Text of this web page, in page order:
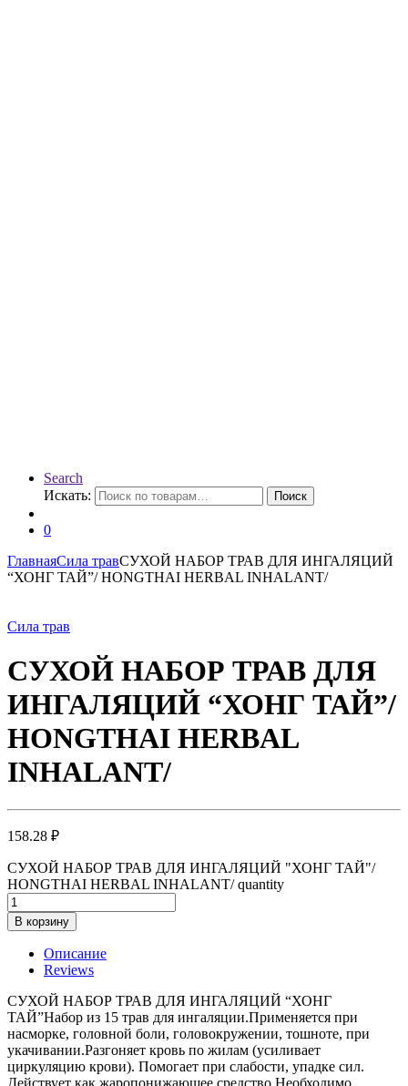
Search
Искать:
Поиск
0
ГлавнаяСила травСУХОЙ НАБОР ТРАВ ДЛЯ ИНГАЛЯЦИЙ
“ХОНГ ТАЙ”/ HONGTHAI HERBAL INHALANT/
Сила трав
СУХОЙ НАБОР ТРАВ ДЛЯ
ИНГАЛЯЦИЙ “ХОНГ ТАЙ”/
HONGTHAI HERBAL
INHALANT/
158.28 ₽
СУХОЙ НАБОР ТРАВ ДЛЯ ИНГАЛЯЦИЙ "ХОНГ ТАЙ"/
HONGTHAI HERBAL INHALANT/ quantity
В корзину
Описание
Reviews
СУХОЙ НАБОР ТРАВ ДЛЯ ИНГАЛЯЦИЙ “ХОНГ
ТАЙ”Набор из 15 трав для ингаляции.Применяется при
насморке, головной боли, головокружении, тошноте, при
укачивании.Разгоняет кровь по жилам (усиливает
циркуляцию крови). Помогает при слабости, упадке сил.
Действует как жаропонижающее средство.Необходимо